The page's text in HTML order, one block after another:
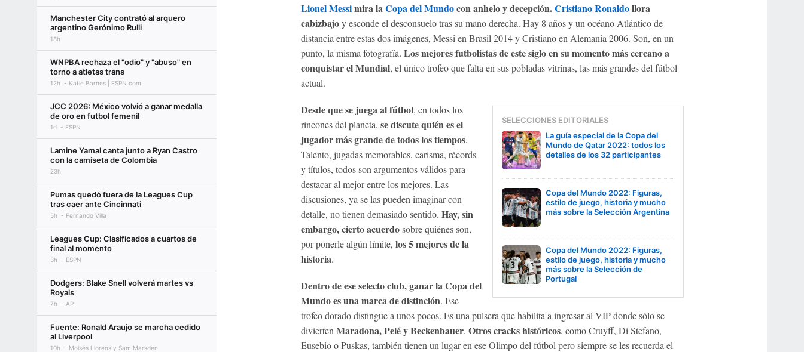
Manchester City contrató al arquero
argentino Gerónimo Rulli
18h
WNPBA rechaza el "odio" y "abuso" en
torno a atletas trans
12h Katie Barnes | ESPN.com
JCC 2026: México volvió a ganar medalla
de oro en futbol femenil
1d ESPN
Lamine Yamal canta junto a Ryan Castro
con la camiseta de Colombia
23h
Pumas quedó fuera de la Leagues Cup
tras caer ante Cincinnati
5h Fernando Villa
Leagues Cup: Clasificados a cuartos de
final al momento
3h ESPN
Dodgers: Blake Snell volverá martes vs
Royals
7h AP
Fuente: Ronald Araujo se marcha cedido
al Liverpool
10h Moisés Llorens y Sam Marsden
Lionel Messimira laCopa del Mundocon anhelo y decepción.Cristiano Ronaldollora
cabizbajoy esconde el desconsuelo tras su mano derecha. Hay 8 años y un océano Atlántico de
distancia entre estas dos imágenes, Messi en Brasil 2014 y Cristiano en Alemania 2006. Son, en un
punto, la misma fotografía. Los mejores futbolistas de este siglo en su momento más cercano a
conquistar el Mundial, el único trofeo que falta en sus pobladas vitrinas, las más grandes del fútbol
actual.
SELECCIONES EDITORIALES
La guía especial de la Copa del
Mundo de Qatar 2022: todos los
detalles de los 32 participantes
Copa del Mundo 2022: Figuras,
estilo de juego, historia y mucho
más sobre la Selección Argentina
Copa del Mundo 2022: Figuras,
estilo de juego, historia y mucho
más sobre la Selección de
Portugal
Desde que se juega al fútbol, en todos los
rincones del planeta, se discute quién es el
jugador más grande de todos los tiempos.
Talento, jugadas memorables, carisma, récords
y títulos, todos son argumentos válidos para
destacar al mejor entre los mejores. Las
discusiones, ya se las pueden imaginar con
detalle, no tienen demasiado sentido. Hay, sin
embargo, cierto acuerdosobre quiénes son,
por ponerle algún límite, los 5 mejores de la
historia.
Dentro de ese selecto club, ganar la Copa del
Mundo es una marca de distinción. Ese
trofeo dorado distingue a unos pocos. Es una pulsera que habilita a ingresar al VIP donde sólo se
divierten Maradona, Pelé y Beckenbauer. Otros cracks históricos, como Cruyff, Di Stefano,
Eusebio o Puskas, también tienen un lugar en ese Olimpo del fútbol pero siempre se les recuerda el